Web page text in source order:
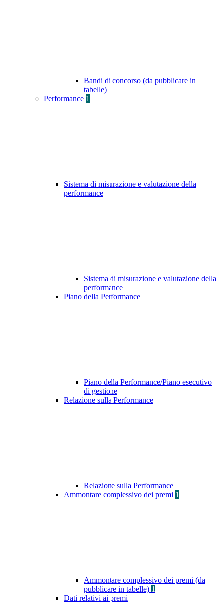
Bandi di concorso (da pubblicare in
tabelle)
Performance 1
Sistema di misurazione e valutazione della
performance
Sistema di misurazione e valutazione della
performance
Piano della Performance
Piano della Performance/Piano esecutivo
di gestione
Relazione sulla Performance
Relazione sulla Performance
Ammontare complessivo dei premi 1
Ammontare complessivo dei premi (da
pubblicare in tabelle) 1
Dati relativi ai premi